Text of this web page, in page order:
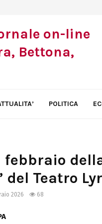
POLITICA
del Teatro
2026 68